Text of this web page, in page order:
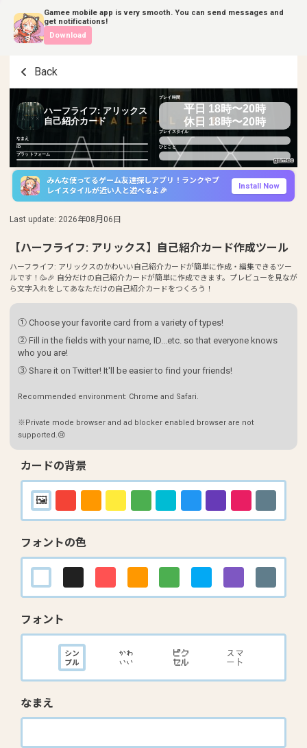
Gamee mobile app is very smooth. You can send messages and
get notifications!
Download
Back
ハーフライフ: アリックス
自己紹介カード
なまえ
ID
プラットフォーム
プレイ時間
平日 18時〜20時
休日 18時〜20時
プレイスタイル
ひとこと
みんな使ってるゲーム友達探しアプリ！ランクやプ
レイスタイルが近い人と遊べるよ🎉
Install Now
Last update: 2026年08月06日
【ハーフライフ: アリックス】自己紹介カード作成ツール
ハーフライフ: アリックスのかわいい自己紹介カードが簡単に作成・編集できるツー
ルです！🥳🎉 自分だけの自己紹介カードが簡単に作成できます。プレビューを見なが
ら文字入れをしてあなただけの自己紹介カードをつくろう！
① Choose your favorite card from a variety of types!
② Fill in the fields with your name, ID...etc. so that everyone knows
who you are!
③ Share it on Twitter! It'll be easier to find your friends!
Recommended environment: Chrome and Safari.
※Private mode browser and ad blocker enabled browser are not
supported.😢
カードの背景
フォントの色
フォント
なまえ